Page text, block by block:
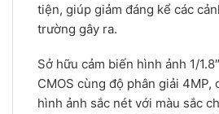
tiện, giúp giảm đáng kể các
trường gây ra.
Sở hữu cảm biến hình ảnh 1/
CMOS cùng độ phân giải 4MP,
hình ảnh sắc nét với màu sắc